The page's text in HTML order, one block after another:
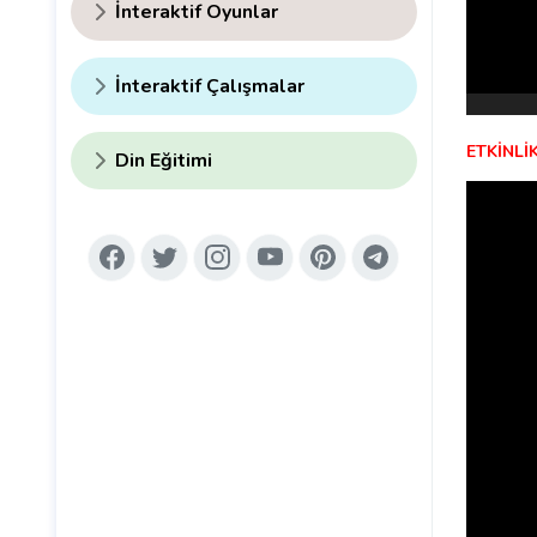
İnteraktif Oyunlar
İnteraktif Çalışmalar
Din Eğitimi